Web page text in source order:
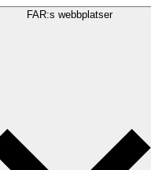
FAR:s webbplatser